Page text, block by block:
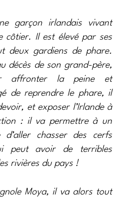
garçon irlandais vivant
côtier. Il est élevé par ses
deux gardiens de phare.
décès de son grand-père,
affronter la peine et
de reprendre le phare, il
et exposer l’Irlande à
: il va permettre à un
d’aller chasser des cerfs
peut avoir de terribles
rivières du pays !
Moya, il va alors tout